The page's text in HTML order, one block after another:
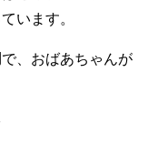
います。
で、おばあちゃんが